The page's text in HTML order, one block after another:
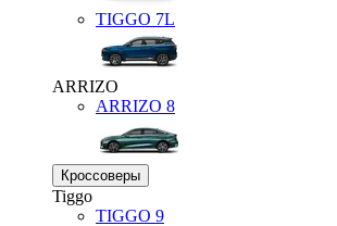
TIGGO 7L
ARRIZO
ARRIZO 8
Кроссоверы
Tiggo
TIGGO 9